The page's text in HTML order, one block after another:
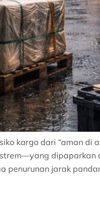
kargo dari “aman di
penurunan jarak